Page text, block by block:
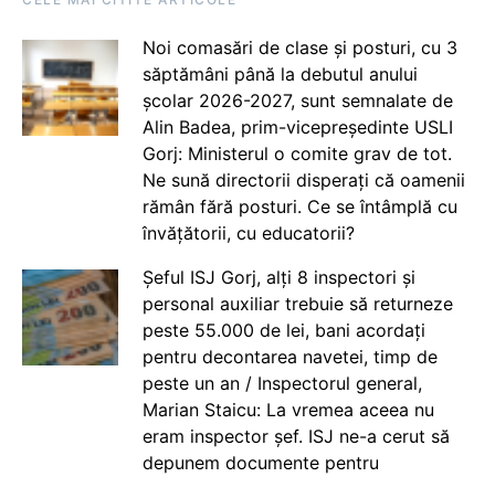
Noi comasări de clase și posturi, cu 3
săptămâni până la debutul anului
școlar 2026-2027, sunt semnalate de
Alin Badea, prim-vicepreședinte USLI
Gorj: Ministerul o comite grav de tot.
Ne sună directorii disperați că oamenii
rămân fără posturi. Ce se întâmplă cu
învățătorii, cu educatorii?
Șeful ISJ Gorj, alți 8 inspectori și
personal auxiliar trebuie să returneze
peste 55.000 de lei, bani acordați
pentru decontarea navetei, timp de
peste un an / Inspectorul general,
Marian Staicu: La vremea aceea nu
eram inspector șef. ISJ ne-a cerut să
depunem documente pentru